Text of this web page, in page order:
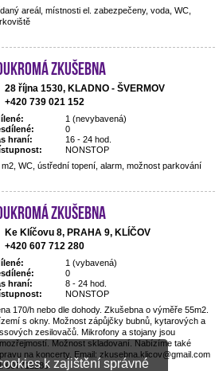
k zajištění správné
areál, místnosti el. zabezpečeny, voda, WC,
zkušebna
28 října 1530, KLADNO - ŠVERMOV
+420 739 021 152
1 (nevybavená)
0
hraní:
16 - 24 hod.
NONSTOP
m2, WC, ústřední topení, alarm, možnost parkování
zkušebna
Ke Klíčovu 8, PRAHA 9, KLÍČOV
+420 607 712 280
1 (vybavená)
0
hraní:
8 - 24 hod.
NONSTOP
170/h nebo dle dohody. Zkušebna o výměře 55m2.
s okny. Možnost zápůjčky bubnů, kytarových a
zesilovačů. Mikrofony a stojany jsou
Možnost skladovaní. Nabízíme také
na koncerty. Email: zkusebna.klicov@gmail.com
607712280